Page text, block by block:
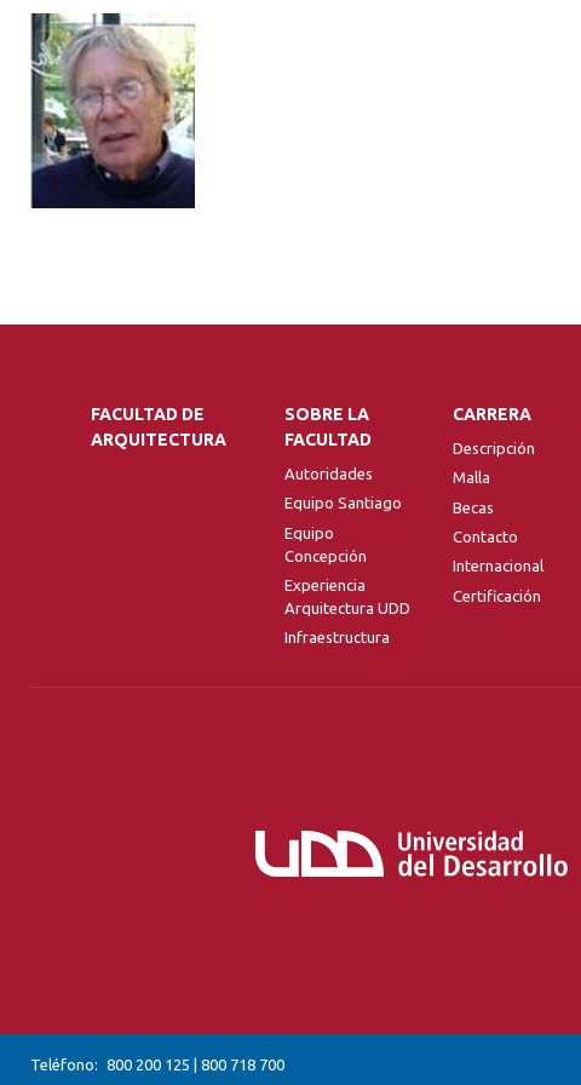
FACULTAD DE
ARQUITECTURA
SOBRE LA
FACULTAD
Autoridades
Equipo Santiago
Equipo
Concepción
Experiencia
Arquitectura UDD
Infraestructura
CARRERA
Descripción
Malla
Becas
Contacto
Internacional
Certificación
Teléfono: 800 200 125 | 800 718 700